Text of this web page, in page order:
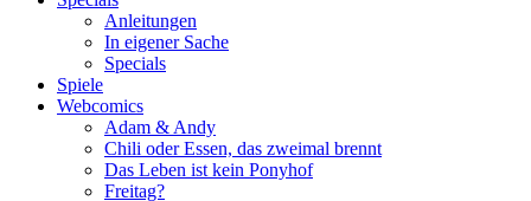
Anleitungen
In eigener Sache
Specials
Spiele
Webcomics
Adam & Andy
Chili oder Essen, das zweimal brennt
Das Leben ist kein Ponyhof
Freitag?